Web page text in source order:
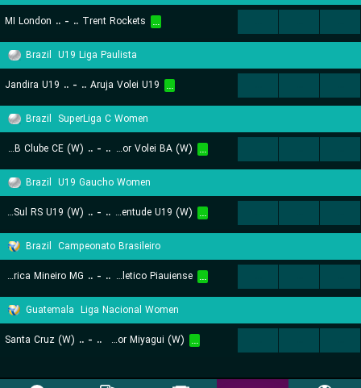
MI London .. - .. Trent Rockets ...
Brazil U19 Liga Paulista
Jandira U19 .. - .. Aruja Volei U19 ...
Brazil SuperLiga C Women
BNB Clube CE (W)
.. - .. Salvador Volei BA (W) ...
Brazil U19 Gaucho Women
APV Caxias do Sul RS U19 (W)
.. - .. Recreio Da Juventude U19 (W) ...
Brazil Campeonato Brasileiro
America Mineiro MG
.. - .. Clube Atletico Piauiense ...
Guatemala Liga Nacional Women
Santa Cruz (W) .. - .. Chicas Del Senor Miyagui (W) ...